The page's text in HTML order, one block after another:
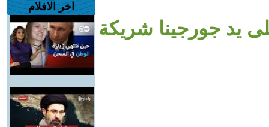
يد جورجينا شريكة
اخر الافلام